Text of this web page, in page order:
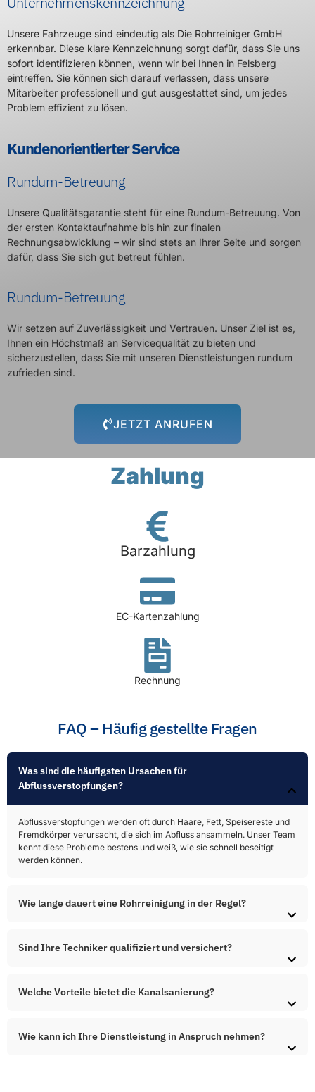
Unsere Fahrzeuge sind eindeutig als Die Rohrreiniger GmbH
erkennbar. Diese klare Kennzeichnung sorgt dafür, dass Sie uns
sofort identifizieren können, wenn wir bei Ihnen in Felsberg
eintreffen. Sie können sich darauf verlassen, dass unsere
Mitarbeiter professionell und gut ausgestattet sind, um jedes
Problem effizient zu lösen.
Kundenorientierter Service
Rundum-Betreuung
Unsere Qualitätsgarantie steht für eine Rundum-Betreuung. Von
der ersten Kontaktaufnahme bis hin zur finalen
Rechnungsabwicklung – wir sind stets an Ihrer Seite und sorgen
dafür, dass Sie sich gut betreut fühlen.
Rundum-Betreuung
Wir setzen auf Zuverlässigkeit und Vertrauen. Unser Ziel ist es,
Ihnen ein Höchstmaß an Servicequalität zu bieten und
sicherzustellen, dass Sie mit unseren Dienstleistungen rundum
zufrieden sind.
JETZT ANRUFEN
Zahlung
Barzahlung
EC-Kartenzahlung
Rechnung
FAQ – Häufig gestellte Fragen
Was sind die häufigsten Ursachen für
Abflussverstopfungen?​
Abflussverstopfungen werden oft durch Haare, Fett, Speisereste und
Fremdkörper verursacht, die sich im Abfluss ansammeln. Unser Team
kennt diese Probleme bestens und weiß, wie sie schnell beseitigt
werden können.
Wie lange dauert eine Rohrreinigung in der Regel?
Sind Ihre Techniker qualifiziert und versichert?
Welche Vorteile bietet die Kanalsanierung?
Wie kann ich Ihre Dienstleistung in Anspruch nehmen?